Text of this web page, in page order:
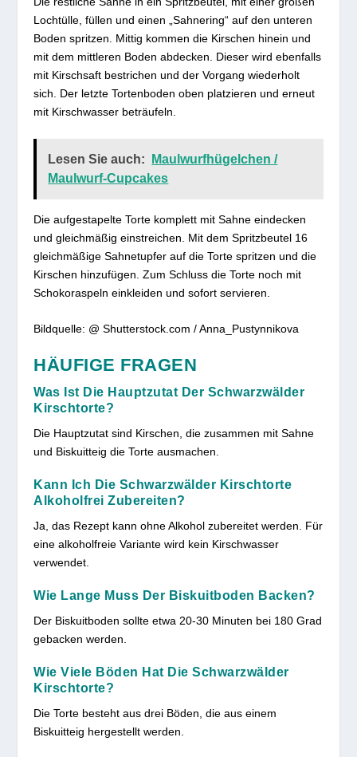
Lochtülle, füllen und einen „Sahnering“ auf den unteren
Boden spritzen. Mittig kommen die Kirschen hinein und
mit dem mittleren Boden abdecken. Dieser wird ebenfalls
mit Kirschsaft bestrichen und der Vorgang wiederholt
sich. Der letzte Tortenboden oben platzieren und erneut
mit Kirschwasser beträufeln.
Lesen Sie auch:
Maulwurfhügelchen /
Maulwurf-Cupcakes
Die aufgestapelte Torte komplett mit Sahne eindecken
und gleichmäßig einstreichen. Mit dem Spritzbeutel 16
gleichmäßige Sahnetupfer auf die Torte spritzen und die
Kirschen hinzufügen. Zum Schluss die Torte noch mit
Schokoraspeln einkleiden und sofort servieren.
Bildquelle: @ Shutterstock.com / Anna_Pustynnikova
HÄUFIGE FRAGEN
Was Ist Die Hauptzutat Der Schwarzwälder
Kirschtorte?
Die Hauptzutat sind Kirschen, die zusammen mit Sahne
und Biskuitteig die Torte ausmachen.
Kann Ich Die Schwarzwälder Kirschtorte
Alkoholfrei Zubereiten?
Ja, das Rezept kann ohne Alkohol zubereitet werden. Für
eine alkoholfreie Variante wird kein Kirschwasser
verwendet.
Wie Lange Muss Der Biskuitboden Backen?
Der Biskuitboden sollte etwa 20-30 Minuten bei 180 Grad
gebacken werden.
Wie Viele Böden Hat Die Schwarzwälder
Kirschtorte?
Die Torte besteht aus drei Böden, die aus einem
Biskuitteig hergestellt werden.